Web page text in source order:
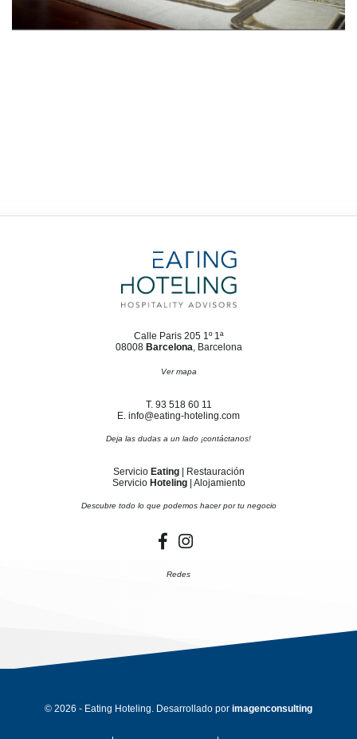
Calle Paris 205 1º 1ª
08008 Barcelona, Barcelona
Ver mapa
T. 93 518 60 11
E. info@eating-hoteling.com
Deja las dudas a un lado ¡contáctanos!
Servicio Eating| Restauración
Servicio Hoteling| Alojamiento
Descubre todo lo que podemos hacer por tu negocio
Redes
© 2026 - Eating Hoteling. Desarrollado por imagenconsulting